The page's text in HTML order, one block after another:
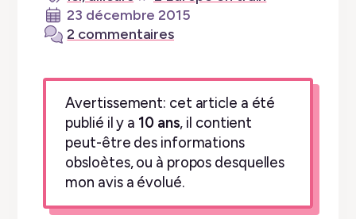
23 décembre 2015
2 commentaires
Avertissement: cet article a été
publié il y a 10 ans, il contient
peut-être des informations
obsloètes, ou à propos desquelles
mon avis a évolué.